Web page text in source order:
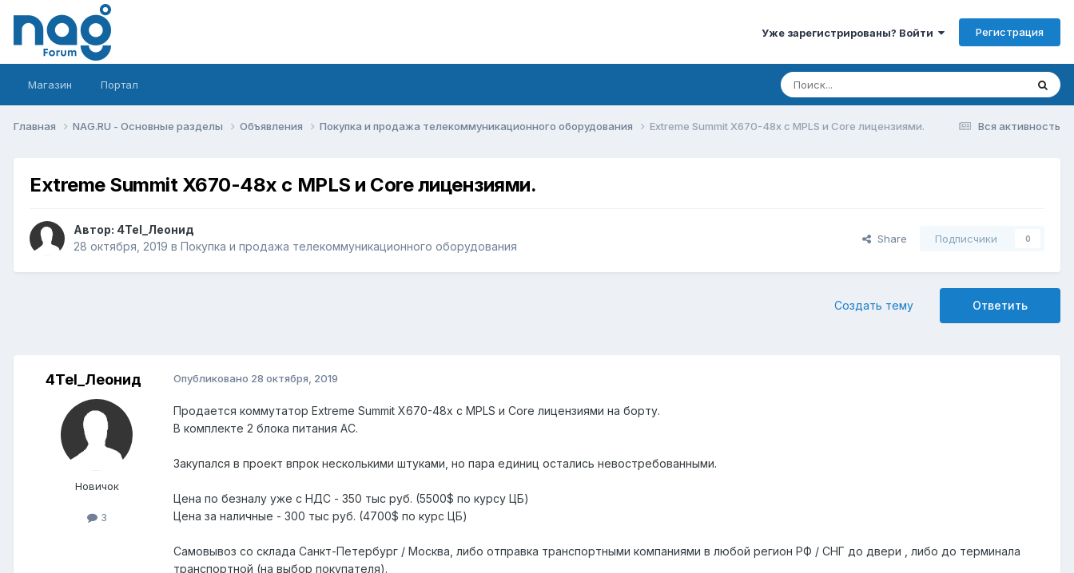
Уже зарегистрированы? Войти Регистрация
Магазин Портал
Вся активность
Главная NAG.RU - Основные разделы Объявления Покупка и продажа телекоммуникационного оборудования Extreme Summit X670-48x с MPLS и Core лицензиями.
Extreme Summit X670-48x с MPLS и Core лицензиями.
Автор: 4Tel_Леонид
28 октября, 2019 в Покупка и продажа телекоммуникационного оборудования
Share Подписчики 0
Ответить
Создать тему
4Tel_Леонид
Новичок
3
Опубликовано 28 октября, 2019
Продается коммутатор Extreme Summit X670-48x с MPLS и Core лицензиями на борту.
В комплекте 2 блока питания АС.
Закупался в проект впрок несколькими штуками, но пара единиц остались невостребованными.
Цена по безналу уже с НДС - 350 тыс руб. (5500$ по курсу ЦБ)
Цена за наличные - 300 тыс руб. (4700$ по курс ЦБ)
Самовывоз со склада Санкт-Петербург / Москва, либо отправка транспортными компаниями в любой регион РФ / СНГ до двери , либо до терминала
транспортной (на выбор покупателя).